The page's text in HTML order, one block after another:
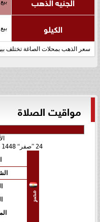
بيع 25,400 شراء 25,800
الكيلو بيع 3,628,571 شراء 3,685,714
سعر الذهب بمحلات الصاغة تختلف
مواقيت الصلاة
24 صفر 1448 هـ
مصر